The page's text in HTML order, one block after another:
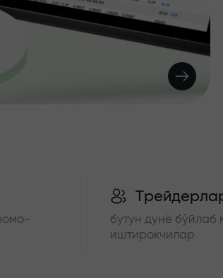
бутун дунё бўйлаб
иштирокчилар